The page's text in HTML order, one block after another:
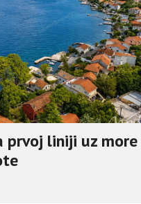
prvoj liniji uz more